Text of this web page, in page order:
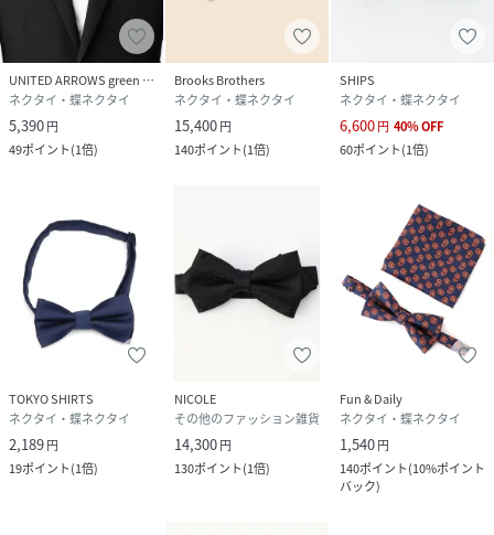
UNITED ARROWS green label relaxing
ネクタイ・蝶ネクタイ
5,390円
49ポイント(1倍)
Brooks Brothers
ネクタイ・蝶ネクタイ
15,400円
140ポイント(1倍)
SHIPS
ネクタイ・蝶ネクタイ
6,600円 40%OFF
60ポイント(1倍)
TOKYO SHIRTS
ネクタイ・蝶ネクタイ
2,189円
19ポイント(1倍)
NICOLE
その他のファッション雑貨
14,300円
130ポイント(1倍)
Fun & Daily
ネクタイ・蝶ネクタイ
1,540円
140ポイント(10%ポイント
バック)